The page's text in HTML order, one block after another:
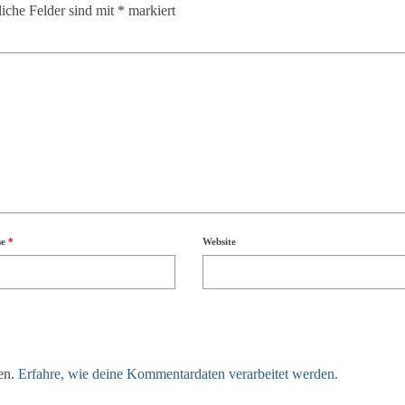
Felder sind mit * markiert
* Website
Erfahre, wie deine Kommentardaten verarbeitet werden.